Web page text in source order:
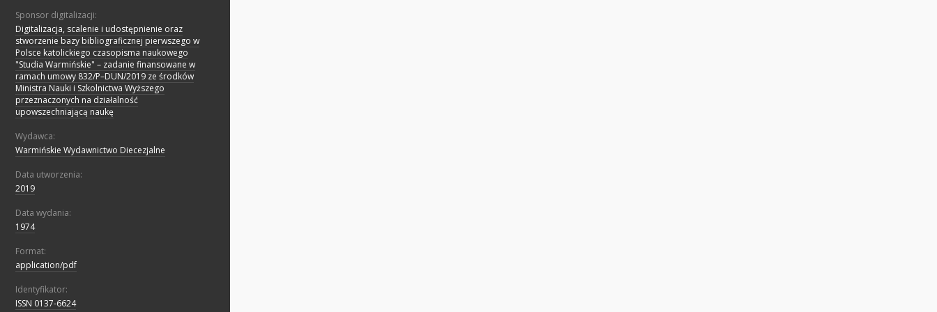
Sponsor digitalizacji:
Digitalizacja, scalenie i udostępnienie oraz
stworzenie bazy bibliograficznej pierwszego w
Polsce katolickiego czasopisma naukowego
"Studia Warmińskie" – zadanie finansowane w
ramach umowy 832/P–DUN/2019 ze środków
Ministra Nauki i Szkolnictwa Wyższego
przeznaczonych na działalność
upowszechniającą naukę
Wydawca:
Warmińskie Wydawnictwo Diecezjalne
Data utworzenia:
2019
Data wydania:
1974
Format:
application/pdf
Identyfikator:
ISSN 0137-6624